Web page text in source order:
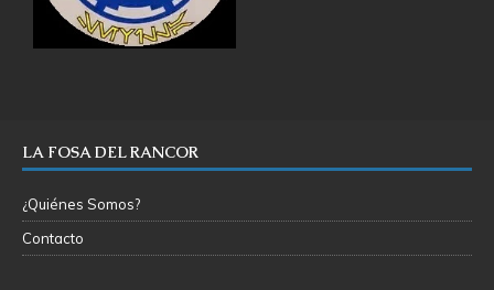
LA FOSA DEL RANCOR
¿Quiénes Somos?
Contacto